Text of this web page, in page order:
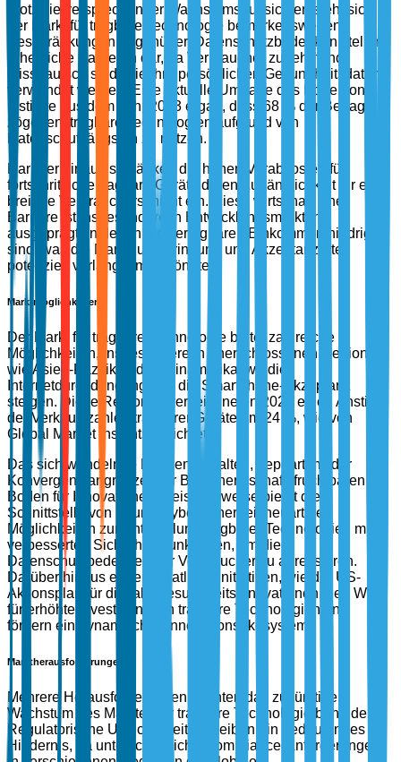
Trotz vielversprechender Wachstumsaussichten sieht sich
der Markt für tragbare Technologie bemerkenswerten
Beschränkungen gegenüber. Datenschutzbedenken stellen
erhebliche Barrieren dar, da Verbraucher zunehmend
misstrauisch sind, wie ihre persönlichen Gesundheitsdaten
verwendet werden. Eine aktuelle Umfrage des Ponemon
Institute aus dem Jahr 2023 ergab, dass 68 % der Befragten
zögerten, tragbare Technologien aufgrund von
Datenschutzängsten zu nutzen.
Darüber hinaus schränken die hohen Vorabkosten für
fortschrittliche tragbare Geräte deren Zugänglichkeit für eine
breitere Verbraucherschicht ein. Diese wirtschaftliche
Barriere ist insbesondere in Entwicklungsmärkten
ausgeprägt, in denen die verfügbaren Einkommen niedriger
sind, was die Marktdurchdringung und Akzeptanzraten
potenziell verlangsamen könnte.
Marktmöglichkeiten
Der Markt für tragbare Technologie bietet zahlreiche
Möglichkeiten, insbesondere in unerschlossenen Regionen
wie Asien-Pazifik und Lateinamerika, wo die
Internetdurchdringung und die Smartphone-Akzeptanz
steigen. Diese Regionen verzeichneten 2023 einen Anstieg
der Verkaufszahlen tragbarer Geräte um 24 %, wie von
Global Market Insights berichtet.
Das sich wandelnde Kundenverhalten, gepaart mit der
Konvergenz angrenzender Branchen, schafft fruchtbaren
Boden für Innovationen. Beispielsweise bietet die
Schnittstelle von KI und Cybersicherheit neuartige
Möglichkeiten zur Entwicklung tragbarer Technologien mit
verbesserten Sicherheitsfunktionen, um die
Datenschutzbedenken der Verbraucher zu adressieren.
Darüber hinaus ebnen staatliche Initiativen, wie der US-
Aktionsplan für digitale Gesundheitsinnovationen, den Weg
für erhöhte Investitionen in tragbare Technologien und
fördern ein dynamisches Innovationsökosystem.
Marktherausforderungen
Mehrere Herausforderungen könnten das zukünftige
Wachstum des Marktes für tragbare Technologie behindern.
Regulatorische Unsicherheiten bleiben ein bedeutendes
Hindernis, da unterschiedliche Compliance-Anforderungen